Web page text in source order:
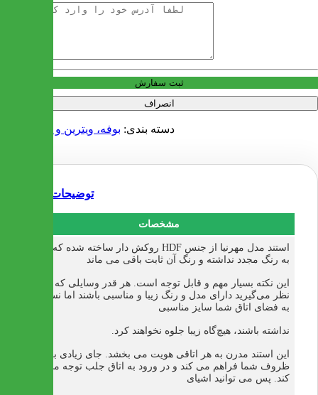
ثبت سفارش
انصراف
دسته بندی: بوفه، ویترین و استند
توضیحات
مشخصات
استند مدل مهرنیا از جنس HDF روکش دار ساخته شده که نیازی
به رنگ مجدد نداشته و رنگ آن ثابت باقی می ماند
این نکته بسیار مهم و قابل توجه است. هر قدر وسایلی که در
نظر می‌گیرید دارای مدل و رنگ زیبا و مناسبی باشند اما نسبت
به فضای اتاق شما سایز مناسبی
نداشته باشند، هیچ‌گاه زیبا جلوه نخواهند کرد.
این استند مدرن به هر اتاقی هویت می بخشد. جای زیادی برای
ظروف شما فراهم می کند و در ورود به اتاق جلب توجه می
کند. پس می توانید اشیای